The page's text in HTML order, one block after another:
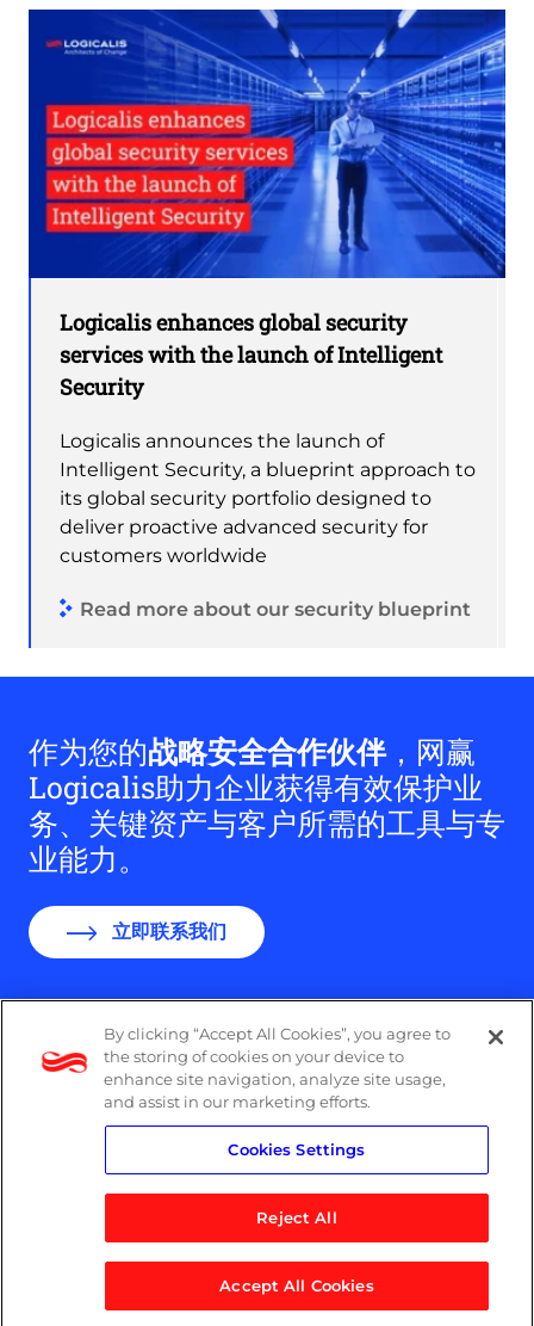
Logicalis enhances global security
services with the launch of Intelligent
Security
Logicalis announces the launch of
Intelligent Security, a blueprint approach to
its global security portfolio designed to
deliver proactive advanced security for
customers worldwide
Read more about our security blueprint
作为您的战略安全合作伙伴，网赢
Logicalis助力企业获得有效保护业
务、关键资产与客户所需的工具与专
业能力。
立即联系我们
© 2026 Logicalis Group
Logicalis集团办公室分布
隐私政策
WeChat
By clicking “Accept All Cookies”, you agree to
the storing of cookies on your device to
enhance site navigation, analyze site usage,
and assist in our marketing efforts.
Cookies Settings
Reject All
Accept All Cookies